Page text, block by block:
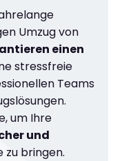
Umzug von
einen
stressfreie
Teams
um Ihre
und
zu bringen.